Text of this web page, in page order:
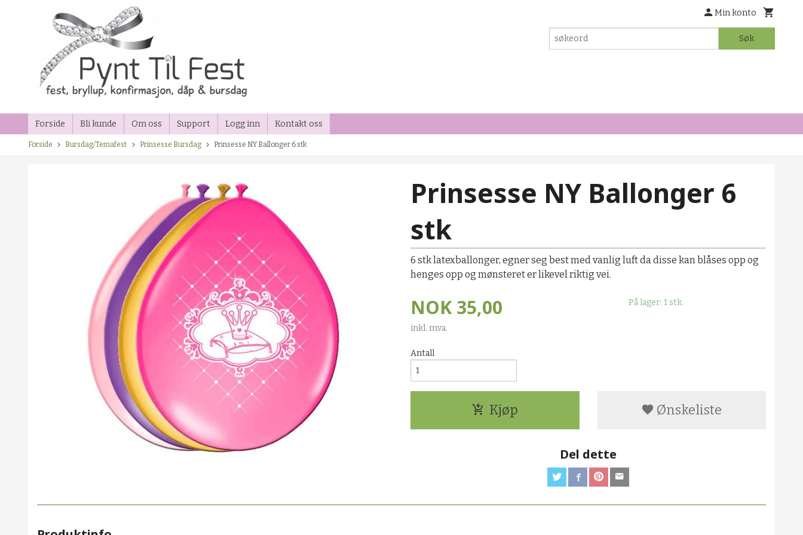
Min konto
Søk
Forside Bli kunde Om oss Support Logg inn Kontakt oss
Forside Bursdag/Temafest Prinsesse Bursdag Prinsesse NY Ballonger 6 stk
Prinsesse NY Ballonger 6
stk
6 stk latexballonger, egner seg best med vanlig luft da disse kan blåses opp og
henges opp og mønsteret er likevel riktig vei.
NOK 35,00
inkl. mva.
På lager: 1 stk.
Antall
Kjøp Ønskeliste
Del dette